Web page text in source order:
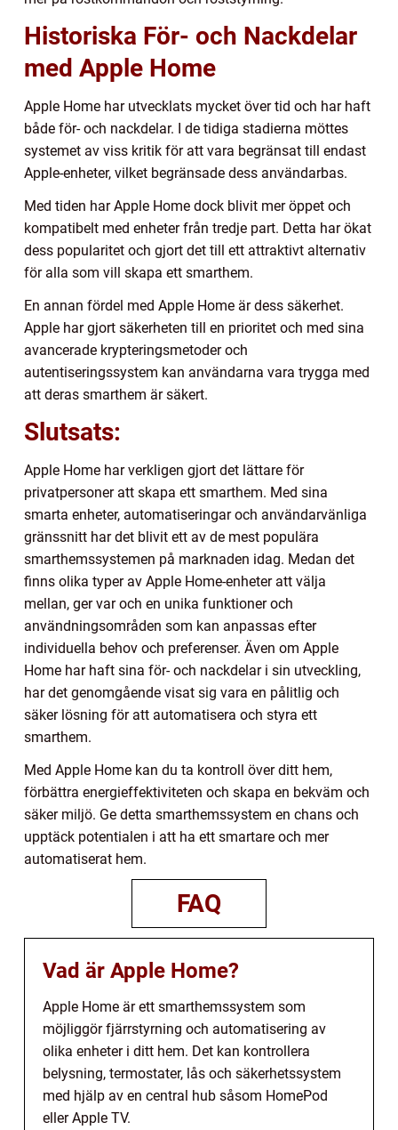
Historiska För- och Nackdelar
med Apple Home
Apple Home har utvecklats mycket över tid och har haft
både för- och nackdelar. I de tidiga stadierna möttes
systemet av viss kritik för att vara begränsat till endast
Apple-enheter, vilket begränsade dess användarbas.
Med tiden har Apple Home dock blivit mer öppet och
kompatibelt med enheter från tredje part. Detta har ökat
dess popularitet och gjort det till ett attraktivt alternativ
för alla som vill skapa ett smarthem.
En annan fördel med Apple Home är dess säkerhet.
Apple har gjort säkerheten till en prioritet och med sina
avancerade krypteringsmetoder och
autentiseringssystem kan användarna vara trygga med
att deras smarthem är säkert.
Slutsats:
Apple Home har verkligen gjort det lättare för
privatpersoner att skapa ett smarthem. Med sina
smarta enheter, automatiseringar och användarvänliga
gränssnitt har det blivit ett av de mest populära
smarthemssystemen på marknaden idag. Medan det
finns olika typer av Apple Home-enheter att välja
mellan, ger var och en unika funktioner och
användningsområden som kan anpassas efter
individuella behov och preferenser. Även om Apple
Home har haft sina för- och nackdelar i sin utveckling,
har det genomgående visat sig vara en pålitlig och
säker lösning för att automatisera och styra ett
smarthem.
Med Apple Home kan du ta kontroll över ditt hem,
förbättra energieffektiviteten och skapa en bekväm och
säker miljö. Ge detta smarthemssystem en chans och
upptäck potentialen i att ha ett smartare och mer
automatiserat hem.
FAQ
Vad är Apple Home?
Apple Home är ett smarthemssystem som
möjliggör fjärrstyrning och automatisering av
olika enheter i ditt hem. Det kan kontrollera
belysning, termostater, lås och säkerhetssystem
med hjälp av en central hub såsom HomePod
eller Apple TV.